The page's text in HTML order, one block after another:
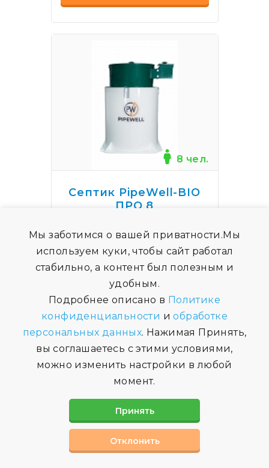
8 чел.
Септик PipeWell-BIO
ПРО 8
189990₽
Подробнее
Мы заботимся о вашей приватности.Мы
используем куки, чтобы сайт работал
стабильно, а контент был полезным и
удобным.
Подробнее описано в Политике
конфиденциальности иобработке
персональных данных. Нажимая Принять,
вы соглашаетесь с этими условиями,
можно изменить настройки в любой
момент.
Принять
Отклонить